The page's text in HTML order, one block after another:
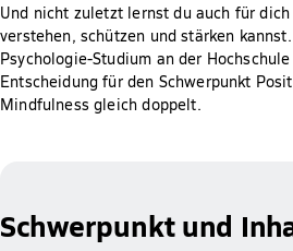
Und nicht zuletzt lernst du auch für
verstehen, schützen und stärken
Psychologie-Studium an der
Entscheidung für den Schwerpunkt
Mindfulness gleich doppelt.
Schwerpunkt und